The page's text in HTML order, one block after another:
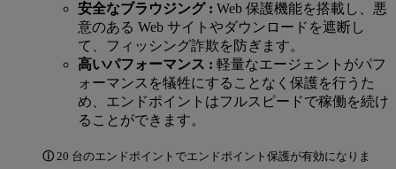
安全なブラウジング : Web 保護機能を搭載し、悪
意のある Web サイトやダウンロードを遮断し
て、フィッシング詐欺を防ぎます。
高いパフォーマンス : 軽量なエージェントがパフ
ォーマンスを犠牲にすることなく保護を行うた
め、エンドポイントはフルスピードで稼働を続け
ることができます。
ⓘ 20 台のエンドポイントでエンドポイント保護が有効になりま